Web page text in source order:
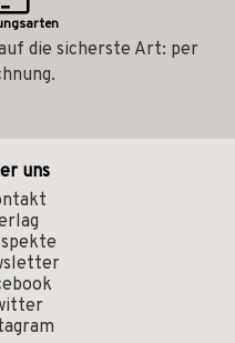
die sicherste Art: per
uns